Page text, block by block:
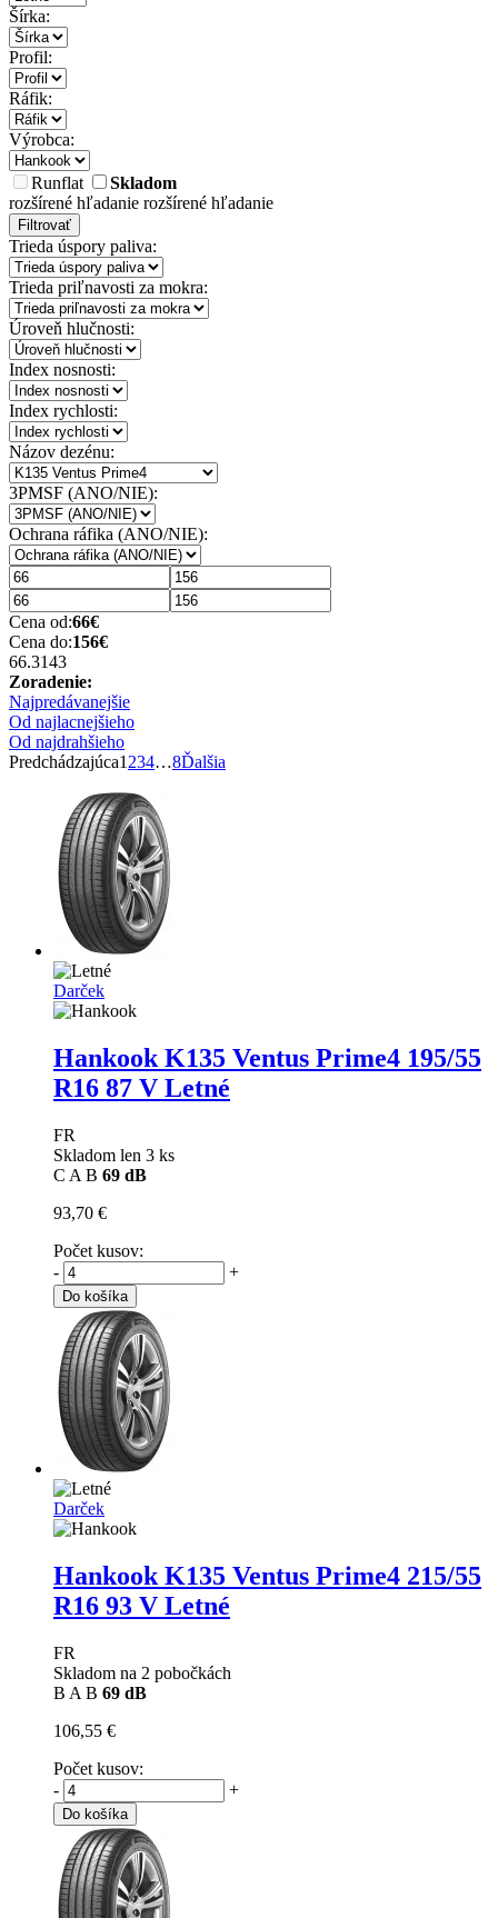
Šírka:
Profil:
Ráfik:
Výrobca:
Runflat
Skladom
rozšírené hľadanie rozšírené hľadanie
Filtrovať
Trieda úspory paliva:
Trieda priľnavosti za mokra:
Úroveň hlučnosti:
Index nosnosti:
Index rychlosti:
Názov dezénu:
3PMSF (ANO/NIE):
Ochrana ráfika (ANO/NIE):
Cena od:66€
Cena do:156€
66.3143
Zoradenie:
Najpredávanejšie
Od najlacnejšieho
Od najdrahšieho
Predchádzajúca1 234…8Ďalšia
Darček
Hankook K135 Ventus Prime4 195/55
R16 87 V Letné
FR
Skladom len 3 ks
C A B 69 dB
93,70 €
Počet kusov:
-
+
Do košíka
Darček
Hankook K135 Ventus Prime4 215/55
R16 93 V Letné
FR
Skladom na 2 pobočkách
B A B 69 dB
106,55 €
Počet kusov:
-
+
Do košíka